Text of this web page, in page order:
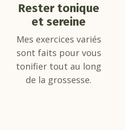
Rester tonique
et sereine
Mes exercices variés
sont faits pour vous
tonifier tout au long
de la grossesse.